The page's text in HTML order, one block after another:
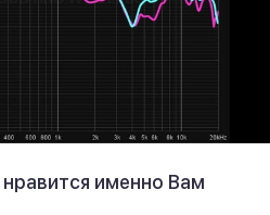
именно Вам